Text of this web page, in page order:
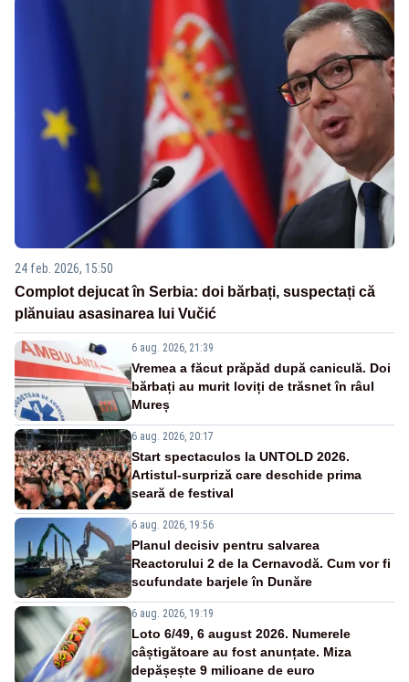
24 feb. 2026, 15:50
Complot dejucat în Serbia: doi bărbați, suspectați că
plănuiau asasinarea lui Vučić
6 aug. 2026, 21:39
Vremea a făcut prăpăd după caniculă. Doi
bărbați au murit loviți de trăsnet în râul
Mureș
6 aug. 2026, 20:17
Start spectaculos la UNTOLD 2026.
Artistul-surpriză care deschide prima
seară de festival
6 aug. 2026, 19:56
Planul decisiv pentru salvarea
Reactorului 2 de la Cernavodă. Cum vor fi
scufundate barjele în Dunăre
6 aug. 2026, 19:19
Loto 6/49, 6 august 2026. Numerele
câștigătoare au fost anunțate. Miza
depășește 9 milioane de euro